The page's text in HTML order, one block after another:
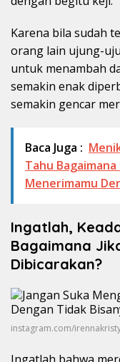
Karena bila sudah
orang lain ujung-
untuk menambah
semakin enak
semakin gencar
Baca Juga :
Tahu
Menerimamu
Ingatlah,
Bagaimana
Dibicarakan?
instagram.com/